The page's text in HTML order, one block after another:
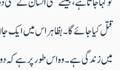
قتل کیاجائے گا۔ بظاہر اس میں
میں زندگی ہے۔وہ اس طورپر ہے کہ